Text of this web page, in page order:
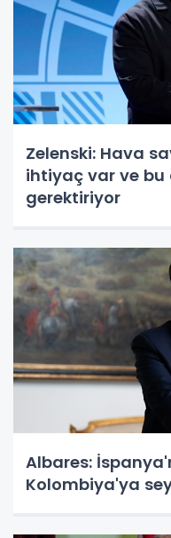
Zelenski: Hava
ihtiyaç var ve
gerektiriyor
Albares:
Kolombiya'ya